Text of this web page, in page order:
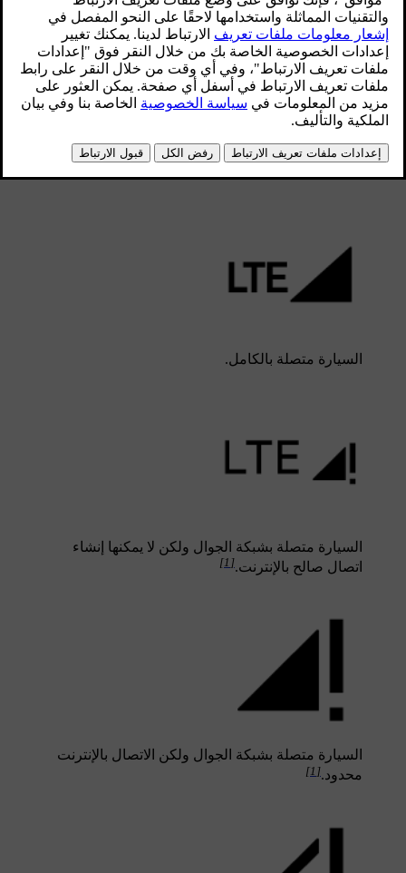
يظهر رمز الاتصال في الزاوية العلوية اليسرى من
الشاشة المركزية.
يمكن أن تكون لرمز الاتصال أشكال مختلفة حسب المواقف
السيارة متصلة بالكامل.
السيارة متصلة بشبكة الجوال ولكن لا يمكنها إنشاء
اتصال صالح بالإنترنت.[1]
السيارة متصلة بشبكة الجوال ولكن الاتصال بالإنترنت
محدود.[1]